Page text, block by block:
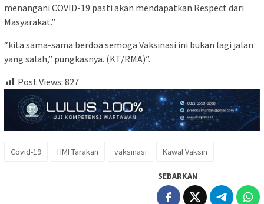
menangani COVID-19 pasti akan mendapatkan Respect dari
Masyarakat.”
“kita sama-sama berdoa semoga Vaksinasi ini bukan lagi jalan
yang salah,” pungkasnya. (KT/RMA)”.
Post Views: 827
Covid-19 HMI Tarakan vaksinasi Kawal Vaksin
SEBARKAN